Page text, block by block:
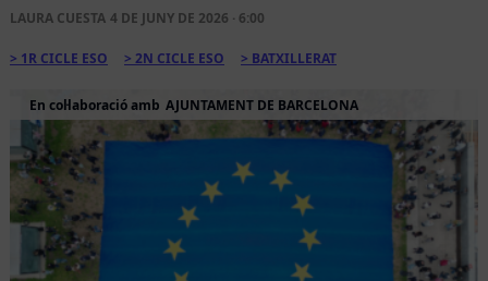
LAURA CUESTA 4 DE JUNY DE 2026 · 6:00
1R CICLE ESO 2N CICLE ESO BATXILLERAT
En col·laboració amb AJUNTAMENT DE BARCELONA